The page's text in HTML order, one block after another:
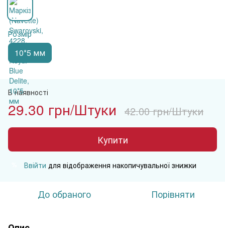
Розмір
10*5 мм
В наявності
29.30 грн/Штуки 42.00 грн/Штуки
Купити
Ввійти для відображення накопичувальної знижки
До обраного Порівняти